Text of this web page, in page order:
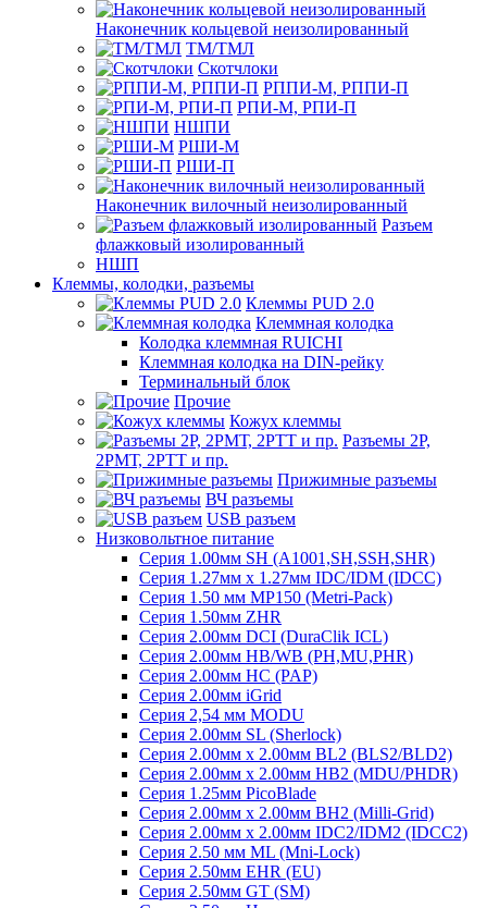
Наконечник кольцевой неизолированный
ТМ/ТМЛ
Скотчлоки
РППИ-М, РППИ-П
РПИ-М, РПИ-П
НШПИ
РШИ-М
РШИ-П
Наконечник вилочный неизолированный
Разъем
флажковый изолированный
НШП
Клеммы, колодки, разъемы
Клеммы PUD 2.0
Клеммная колодка
Колодка клеммная RUICHI
Клеммная колодка на DIN-рейку
Терминальный блок
Прочие
Кожух клеммы
Разъемы 2Р,
2РМТ, 2РТТ и пр.
Прижимные разъемы
ВЧ разъемы
USB разъем
Низковольтное питание
Серия 1.00мм SH (A1001,SH,SSH,SHR)
Серия 1.27мм x 1.27мм IDC/IDM (IDCC)
Серия 1.50 мм MP150 (Metri-Pack)
Серия 1.50мм ZHR
Серия 2.00мм DCI (DuraClik ICL)
Серия 2.00мм HB/WB (PH,MU,PHR)
Серия 2.00мм HC (PAP)
Серия 2.00мм iGrid
Серия 2,54 мм MODU
Серия 2.00мм SL (Sherlock)
Серия 2.00мм x 2.00мм BL2 (BLS2/BLD2)
Серия 2.00мм x 2.00мм HB2 (MDU/PHDR)
Серия 1.25мм PicoBlade
Серия 2.00мм х 2.00мм BH2 (Milli-Grid)
Серия 2.00мм х 2.00мм IDC2/IDM2 (IDCC2)
Серия 2.50 мм ML (Mni-Lock)
Серия 2.50мм EHR (EU)
Серия 2.50мм GT (SM)